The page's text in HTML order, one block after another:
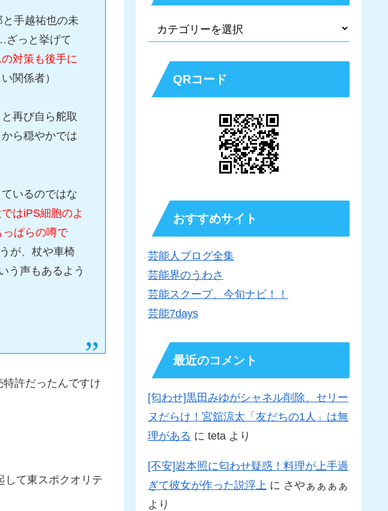
手越祐也の未
ざっと挙げて
対策も後手に
関係者）
再び自ら舵取
ら穏やかでは
いるのではな
はiPS細胞のよ
っぱらの噂で
が、杖や車椅
う声もあるよう
許だったんですけ
して東スポクオリテ
QRコード
おすすめサイト
芸能人ブログ全集
芸能界のうわさ
芸能スクープ、今旬ナビ！！
芸能7days
最近のコメント
[匂わせ]黒田みゆがシャネル削除、セリー
ヌだらけ！宮舘涼太「友だちの1人」は無
理がある に teta より
[不安]岩本照に匂わせ疑惑！料理が上手過
ぎて彼女が作った説浮上 に さやぁぁぁぁ
より